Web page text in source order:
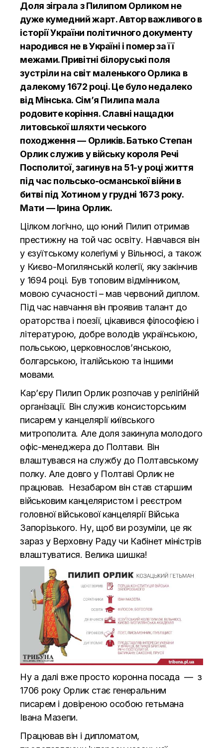
Доля зіграла з Пилипом Орликом не
дуже кумедний жарт. Автор важливого в
історії України політичного документу
народився не в Україні і помер за її
межами. Привітні білоруські поля
зустріли на світ маленького Орлика в
далекому 1672 році. Це було недалеко
від Мінська. Сім’я Пилипа мала
родовите коріння. Славні нащадки
литовської шляхти чеського
походження — Орликів. Батько Степан
Орлик служив у війську короля Речі
Посполитої, загинув на 51-у році життя
під час польсько-османської війни в
битві під Хотином у грудні 1673 року.
Мати — Ірина Орлик.
Цілком логічно, що юний Пилип отримав
престижну на той час освіту. Навчався він
у єзуїтському колегіумі у Вільнюсі, а також
у Києво-Могилянській колегії, яку закінчив
у 1694 році. Був топовим відмінником,
мовою сучасності – мав червоний диплом.
Під час навчання він проявив талант до
ораторства і поезії, цікавився філософією і
літературою, добре володів українською,
польською, церковнослов’янською,
болгарською, італійською та іншими
мовами.
Кар’єру Пилип Орлик розпочав у релігійній
організації. Він служив консисторським
писарем у канцелярії київського
митрополита. Але доля закинула молодого
офіс-менеджера до Полтави. Він
влаштувався на службу до Полтавському
полку. Але довго у Полтаві Орлик не
працював. Незабаром він став старшим
військовим канцеляристом і реєстром
головної військової канцелярії Війська
Запорізького. Ну, щоб ви розуміли, це як
зараз у Верховну Раду чи Кабінет міністрів
влаштуватися. Велика шишка!
Ну а далі вже просто коронна посада — з
1706 року Орлик стає генеральним
писарем і довіреною особою гетьмана
Івана Мазепи.
Працював він і дипломатом,